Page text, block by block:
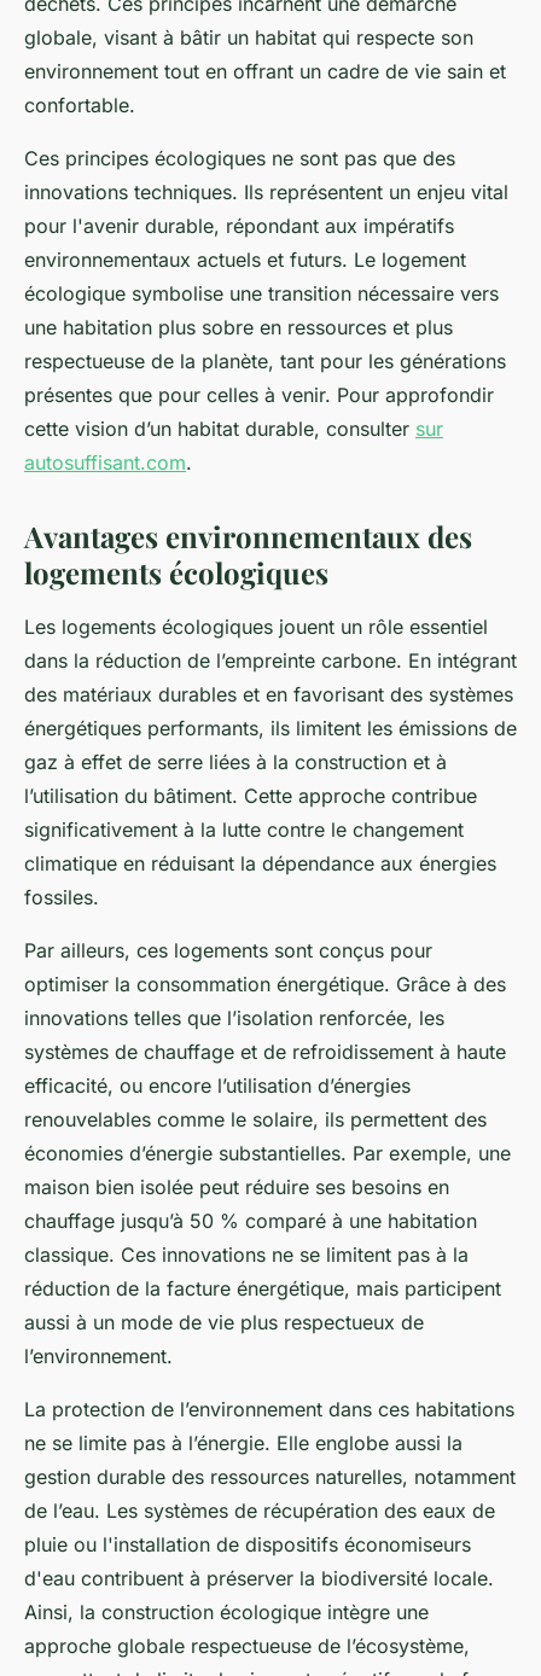
globale, visant à bâtir un habitat qui respecte son
environnement tout en offrant un cadre de vie sain et
confortable.
Ces principes écologiques ne sont pas que des
innovations techniques. Ils représentent un enjeu vital
pour l'avenir durable, répondant aux impératifs
environnementaux actuels et futurs. Le logement
écologique symbolise une transition nécessaire vers
une habitation plus sobre en ressources et plus
respectueuse de la planète, tant pour les générations
présentes que pour celles à venir. Pour approfondir
cette vision d’un habitat durable, consulter sur
autosuffisant.com.
Avantages environnementaux des
logements écologiques
Les logements écologiques jouent un rôle essentiel
dans la réduction de l’empreinte carbone. En intégrant
des matériaux durables et en favorisant des systèmes
énergétiques performants, ils limitent les émissions de
gaz à effet de serre liées à la construction et à
l’utilisation du bâtiment. Cette approche contribue
significativement à la lutte contre le changement
climatique en réduisant la dépendance aux énergies
fossiles.
Par ailleurs, ces logements sont conçus pour
optimiser la consommation énergétique. Grâce à des
innovations telles que l’isolation renforcée, les
systèmes de chauffage et de refroidissement à haute
efficacité, ou encore l’utilisation d’énergies
renouvelables comme le solaire, ils permettent des
économies d’énergie substantielles. Par exemple, une
maison bien isolée peut réduire ses besoins en
chauffage jusqu’à 50 % comparé à une habitation
classique. Ces innovations ne se limitent pas à la
réduction de la facture énergétique, mais participent
aussi à un mode de vie plus respectueux de
l’environnement.
La protection de l’environnement dans ces habitations
ne se limite pas à l’énergie. Elle englobe aussi la
gestion durable des ressources naturelles, notamment
de l’eau. Les systèmes de récupération des eaux de
pluie ou l'installation de dispositifs économiseurs
d'eau contribuent à préserver la biodiversité locale.
Ainsi, la construction écologique intègre une
approche globale respectueuse de l’écosystème,